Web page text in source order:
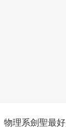
物理系劍聖最